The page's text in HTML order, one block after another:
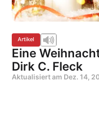
Artikel
Eine
Dirk C. Fleck
Aktualisiert am Dez. 14,